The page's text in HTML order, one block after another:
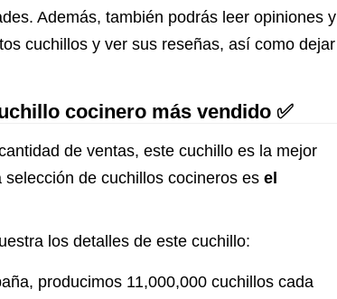
Además, también podrás leer opiniones y
cuchillos y ver sus reseñas, así como dejar
cocinero más vendido ✅
de ventas, este cuchillo es la mejor
de cuchillos cocineros es el
los detalles de este cuchillo:
producimos 11,000,000 cuchillos cada